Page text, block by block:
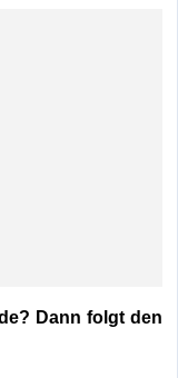
Dann folgt den